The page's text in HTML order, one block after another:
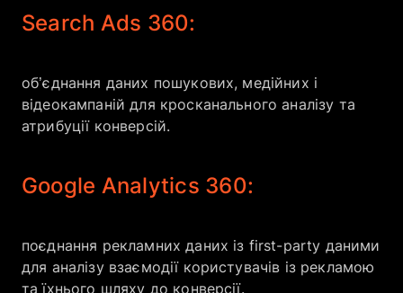
Search Ads 360:
об’єднання даних пошукових, медійних і
відеокампаній для кросканального аналізу та
атрибуції конверсій.
Google Analytics 360:
поєднання рекламних даних із first-party даними
для аналізу взаємодії користувачів із рекламою
та їхнього шляху до конверсії.